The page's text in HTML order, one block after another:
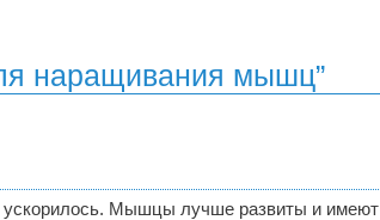
наращивания мышц”
ускорилось. Мышцы лучше развиты и имеют